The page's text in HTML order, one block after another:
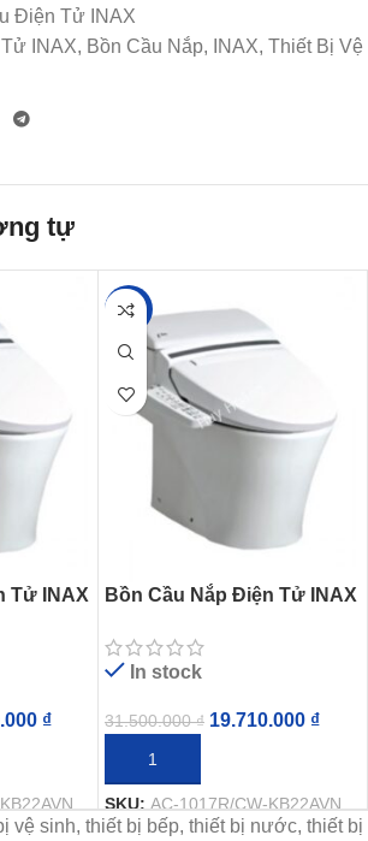
Điện Tử INAX
INAX, Bồn Cầu Nắp, INAX, Thiết Bị Vệ
tự
Tử INAX
₫
-37%
Bồn Cầu Nắp Điện Tử INAX
In stock
31.500.000₫ 19.710.000 ₫
THÊM VÀO GIỎ HÀNG
SKU:AC-1017R/CW-KB22AVN
vệ sinh, thiết bị bếp, thiết bị nước, thiết bị